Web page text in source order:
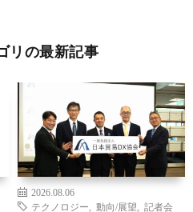
リの最新記事
2026.08.06
テクノロジー
動向/展望
記者会